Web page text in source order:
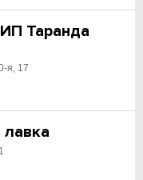
Таранда
я, 17
лавка